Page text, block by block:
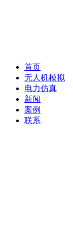
首页
无人机模拟
电力仿真
新闻
案例
联系